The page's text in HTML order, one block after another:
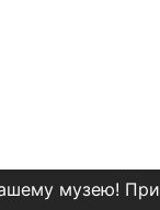
музею!